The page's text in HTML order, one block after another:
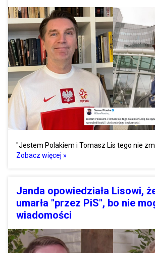
"Jestem Polakiem i Tomasz Lis tego nie
Zobacz więcej »
Janda opowiedziała Lisowi,
umarła "przez PiS", bo nie
wiadomości